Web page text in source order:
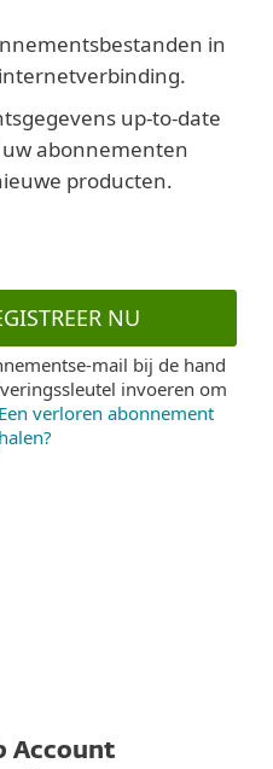
in
up-to-date
abonnementen
producten.
NU
mail bij de hand
invoeren om
Een verloren abonnement
Account